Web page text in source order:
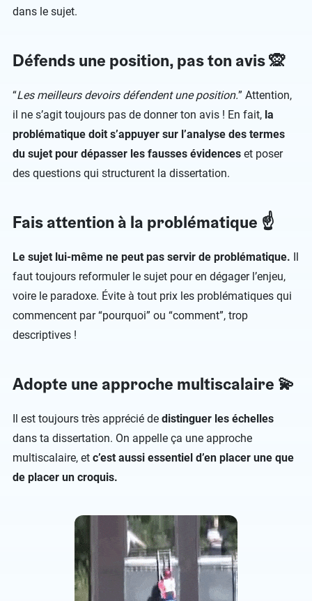
dans le sujet.
Défends une position, pas ton avis 🙊
“Les meilleurs devoirs défendent une position.” Attention,
il ne s’agit toujours pas de donner ton avis ! En fait, la
problématique doit s’appuyer sur l’analyse des termes
du sujet pour dépasser les fausses évidences et poser
des questions qui structurent la dissertation.
Fais attention à la problématique ☝
Le sujet lui-même ne peut pas servir de problématique. Il
faut toujours reformuler le sujet pour en dégager l’enjeu,
voire le paradoxe. Évite à tout prix les problématiques qui
commencent par “pourquoi” ou “comment”, trop
descriptives !
Adopte une approche multiscalaire 💫
Il est toujours très apprécié de distinguer les échelles
dans ta dissertation. On appelle ça une approche
multiscalaire, et c’est aussi essentiel d’en placer une que
de placer un croquis.